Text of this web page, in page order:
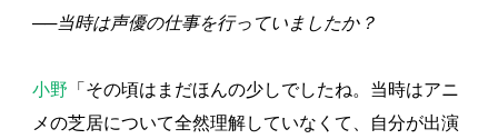
──当時は声優の仕事を行っていましたか？
小野 「その頃はまだほんの少しでしたね。当時はアニ
メの芝居について全然理解していなくて、自分が出演